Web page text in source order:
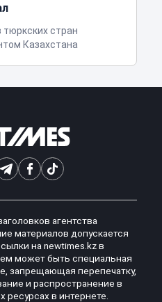
тюркских стран
Казахстана
агентства
материалов допускается
на newtimes.kz в
может быть специальная
запрещающая перепечатку,
и распространение в
в интернете.